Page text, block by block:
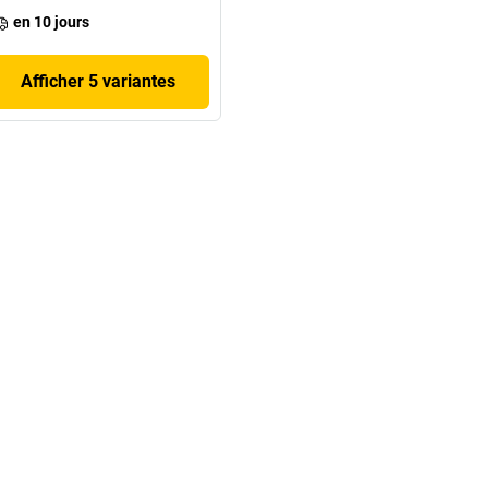
en 10 jours
Afficher 5 variantes